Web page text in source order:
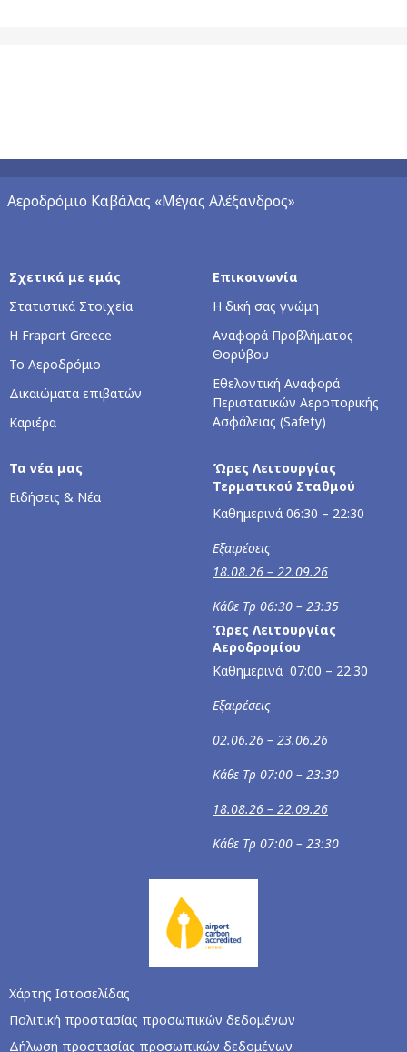
Αεροδρόμιο Καβάλας «Μέγας Αλέξανδρος»
Σχετικά με εμάς
Στατιστικά Στοιχεία
Η Fraport Greece
Το Αεροδρόμιο
Δικαιώματα επιβατών
Καριέρα
Επικοινωνία
Η δική σας γνώμη
Αναφορά Προβλήματος
Θορύβου
Εθελοντική Αναφορά
Περιστατικών Αεροπορικής
Ασφάλειας (Safety)
Τα νέα μας
Ειδήσεις & Νέα
Ώρες Λειτουργίας
Τερματικού Σταθμού
Καθημερινά 06:30 – 22:30
Εξαιρέσεις
18.08.26 – 22.09.26
Κάθε Τρ 06:30 – 23:35
Ώρες Λειτουργίας
Αεροδρομίου
Καθημερινά 07:00 – 22:30
Εξαιρέσεις
02.06.26 – 23.06.26
Κάθε Τρ 07:00 – 23:30
18.08.26 – 22.09.26
Κάθε Τρ 07:00 – 23:30
Χάρτης Ιστοσελίδας
Πολιτική προστασίας προσωπικών δεδομένων
Δήλωση προστασίας προσωπικών δεδομένων